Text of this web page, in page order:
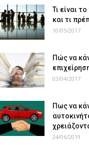
Τι είναι
και τι
10/05/2017
Πώς να
03/04/2017
Πως να
24/06/2019